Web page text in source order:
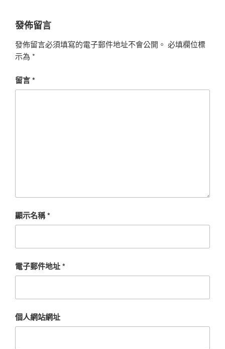
發佈留言
發佈留言必須填寫的電子郵件地址不會公開。 必填欄位標
示為 *
留言*
顯示名稱*
電子郵件地址*
個人網站網址